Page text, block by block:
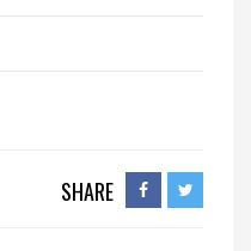
SHARE